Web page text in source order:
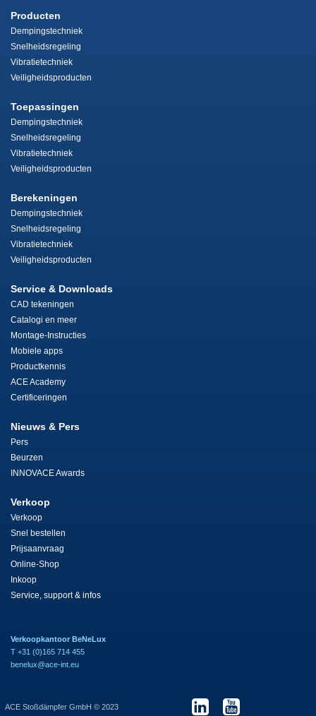
Producten
Dempingstechniek
Snelheidsregeling
Vibratietechniek
Veiligheidsproducten
Toepassingen
Dempingstechniek
Snelheidsregeling
Vibratietechniek
Veiligheidsproducten
Berekeningen
Dempingstechniek
Snelheidsregeling
Vibratietechniek
Veiligheidsproducten
Service & Downloads
CAD tekeningen
Catalogi en meer
Montage-Instructies
Mobiele apps
Productkennis
ACE Academy
Certificeringen
Nieuws & Pers
Pers
Beurzen
INNOVACE Awards
Verkoop
Verkoop
Snel bestellen
Prijsaanvraag
Online-Shop
Inkoop
Service, support & infos
Verkoopkantoor BeNeLux
T +31 (0)165 714 455
benelux@ace-int.eu
ACE Stoßdämpfer GmbH © 2023